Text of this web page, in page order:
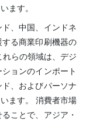
ます。
、中国、インドネ
る商業印刷機器の
らの領域は、デジ
ョンのインポート
、およびパーソナ
ます。 消費者市場
ことで、アジア・